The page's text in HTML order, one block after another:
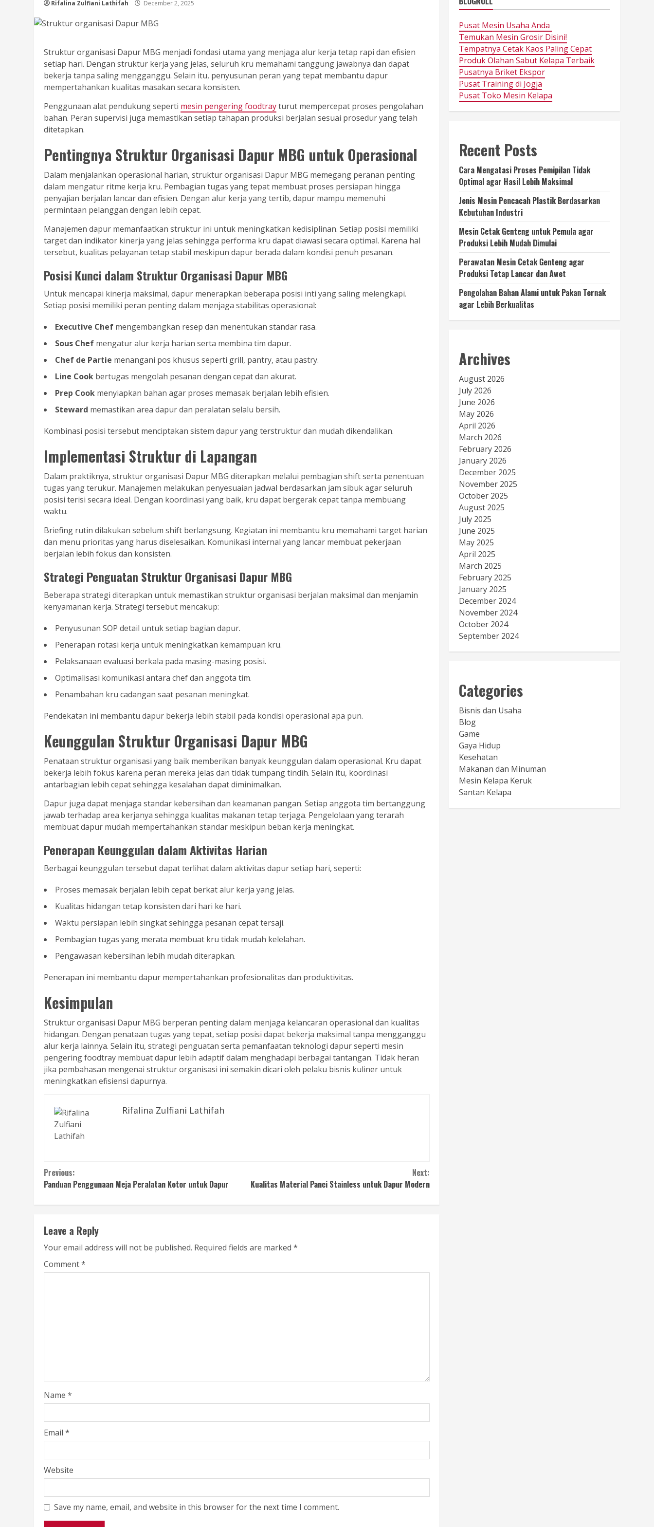
Rifalina Zulfiani Lathifah December 2, 2025
Struktur organisasi Dapur MBG menjadi fondasi utama yang menjaga alur kerja tetap rapi dan efisien
setiap hari. Dengan struktur kerja yang jelas, seluruh kru memahami tanggung jawabnya dan dapat
bekerja tanpa saling mengganggu. Selain itu, penyusunan peran yang tepat membantu dapur
mempertahankan kualitas masakan secara konsisten.
Penggunaan alat pendukung seperti mesin pengering foodtrayturut mempercepat proses pengolahan
bahan. Peran supervisi juga memastikan setiap tahapan produksi berjalan sesuai prosedur yang telah
ditetapkan.
Pentingnya Struktur Organisasi Dapur MBG untuk Operasional
Dalam menjalankan operasional harian, struktur organisasi Dapur MBG memegang peranan penting
dalam mengatur ritme kerja kru. Pembagian tugas yang tepat membuat proses persiapan hingga
penyajian berjalan lancar dan efisien. Dengan alur kerja yang tertib, dapur mampu memenuhi
permintaan pelanggan dengan lebih cepat.
Manajemen dapur memanfaatkan struktur ini untuk meningkatkan kedisiplinan. Setiap posisi memiliki
target dan indikator kinerja yang jelas sehingga performa kru dapat diawasi secara optimal. Karena hal
tersebut, kualitas pelayanan tetap stabil meskipun dapur berada dalam kondisi penuh pesanan.
Posisi Kunci dalam Struktur Organisasi Dapur MBG
Untuk mencapai kinerja maksimal, dapur menerapkan beberapa posisi inti yang saling melengkapi.
Setiap posisi memiliki peran penting dalam menjaga stabilitas operasional:
Executive Chef mengembangkan resep dan menentukan standar rasa.
Sous Chef mengatur alur kerja harian serta membina tim dapur.
Chef de Partie menangani pos khusus seperti grill, pantry, atau pastry.
Line Cook bertugas mengolah pesanan dengan cepat dan akurat.
Prep Cook menyiapkan bahan agar proses memasak berjalan lebih efisien.
Steward memastikan area dapur dan peralatan selalu bersih.
Kombinasi posisi tersebut menciptakan sistem dapur yang terstruktur dan mudah dikendalikan.
Implementasi Struktur di Lapangan
Dalam praktiknya, struktur organisasi Dapur MBG diterapkan melalui pembagian shift serta penentuan
tugas yang terukur. Manajemen melakukan penyesuaian jadwal berdasarkan jam sibuk agar seluruh
posisi terisi secara ideal. Dengan koordinasi yang baik, kru dapat bergerak cepat tanpa membuang
waktu.
Briefing rutin dilakukan sebelum shift berlangsung. Kegiatan ini membantu kru memahami target harian
dan menu prioritas yang harus diselesaikan. Komunikasi internal yang lancar membuat pekerjaan
berjalan lebih fokus dan konsisten.
Strategi Penguatan Struktur Organisasi Dapur MBG
Beberapa strategi diterapkan untuk memastikan struktur organisasi berjalan maksimal dan menjamin
kenyamanan kerja. Strategi tersebut mencakup:
Penyusunan SOP detail untuk setiap bagian dapur.
Penerapan rotasi kerja untuk meningkatkan kemampuan kru.
Pelaksanaan evaluasi berkala pada masing-masing posisi.
Optimalisasi komunikasi antara chef dan anggota tim.
Penambahan kru cadangan saat pesanan meningkat.
Pendekatan ini membantu dapur bekerja lebih stabil pada kondisi operasional apa pun.
Keunggulan Struktur Organisasi Dapur MBG
Penataan struktur organisasi yang baik memberikan banyak keunggulan dalam operasional. Kru dapat
bekerja lebih fokus karena peran mereka jelas dan tidak tumpang tindih. Selain itu, koordinasi
antarbagian lebih cepat sehingga kesalahan dapat diminimalkan.
Dapur juga dapat menjaga standar kebersihan dan keamanan pangan. Setiap anggota tim bertanggung
jawab terhadap area kerjanya sehingga kualitas makanan tetap terjaga. Pengelolaan yang terarah
membuat dapur mudah mempertahankan standar meskipun beban kerja meningkat.
Penerapan Keunggulan dalam Aktivitas Harian
Berbagai keunggulan tersebut dapat terlihat dalam aktivitas dapur setiap hari, seperti:
Proses memasak berjalan lebih cepat berkat alur kerja yang jelas.
Kualitas hidangan tetap konsisten dari hari ke hari.
Waktu persiapan lebih singkat sehingga pesanan cepat tersaji.
Pembagian tugas yang merata membuat kru tidak mudah kelelahan.
Pengawasan kebersihan lebih mudah diterapkan.
Penerapan ini membantu dapur mempertahankan profesionalitas dan produktivitas.
Kesimpulan
Struktur organisasi Dapur MBG berperan penting dalam menjaga kelancaran operasional dan kualitas
hidangan. Dengan penataan tugas yang tepat, setiap posisi dapat bekerja maksimal tanpa mengganggu
alur kerja lainnya. Selain itu, strategi penguatan serta pemanfaatan teknologi dapur seperti mesin
pengering foodtray membuat dapur lebih adaptif dalam menghadapi berbagai tantangan. Tidak heran
jika pembahasan mengenai struktur organisasi ini semakin dicari oleh pelaku bisnis kuliner untuk
meningkatkan efisiensi dapurnya.
Rifalina Zulfiani Lathifah
Continue
Reading
Previous:
Panduan Penggunaan Meja Peralatan Kotor untuk Dapur
Next:
Kualitas Material Panci Stainless untuk Dapur Modern
Leave a Reply
Your email address will not be published. Required fields are marked *
Comment*
Name *
Email *
Website
Save my name, email, and website in this browser for the next time I comment.
Pusat Mesin Usaha Anda
Temukan Mesin Grosir Disini!
Tempatnya Cetak Kaos Paling Cepat
Produk Olahan Sabut Kelapa Terbaik
Pusatnya Briket Ekspor
Pusat Training di Jogja
Pusat Toko Mesin Kelapa
Recent Posts
Cara Mengatasi Proses Pemipilan Tidak
Optimal agar Hasil Lebih Maksimal
Jenis Mesin Pencacah Plastik Berdasarkan
Kebutuhan Industri
Mesin Cetak Genteng untuk Pemula agar
Produksi Lebih Mudah Dimulai
Perawatan Mesin Cetak Genteng agar
Produksi Tetap Lancar dan Awet
Pengolahan Bahan Alami untuk Pakan Ternak
agar Lebih Berkualitas
Archives
August 2026
July 2026
June 2026
May 2026
April 2026
March 2026
February 2026
January 2026
December 2025
November 2025
October 2025
August 2025
July 2025
June 2025
May 2025
April 2025
March 2025
February 2025
January 2025
December 2024
November 2024
October 2024
September 2024
Categories
Bisnis dan Usaha
Blog
Game
Gaya Hidup
Kesehatan
Makanan dan Minuman
Mesin Kelapa Keruk
Santan Kelapa